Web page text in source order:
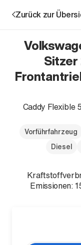
Aktion
Unternehmen
Standorte
Zurück zur
Sitzer
Caddy Flexible
Vorführfahrzeug
Diesel
Emissionen: